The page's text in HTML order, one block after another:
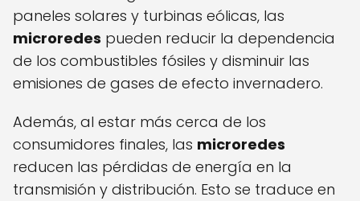
paneles solares y turbinas eólicas, las
microredes pueden reducir la dependencia
de los combustibles fósiles y disminuir las
emisiones de gases de efecto invernadero.
Además, al estar más cerca de los
consumidores finales, las microredes
reducen las pérdidas de energía en la
transmisión y distribución. Esto se traduce en